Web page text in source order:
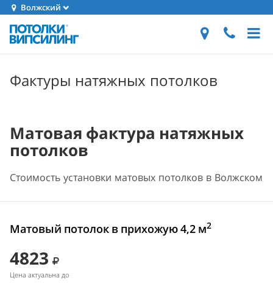
Волжский
Фактуры натяжных потолков
Матовая фактура натяжных
потолков
Стоимость установки матовых потолков в Волжском
Матовый потолок в прихожую 4,2 м2
4823
Цена актуальна до